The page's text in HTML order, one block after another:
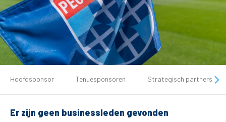
Tickets
Matchdays
Hoofdsponsor Tenuesponsoren Strategisch partners
Er zijn geen businessleden gevonden